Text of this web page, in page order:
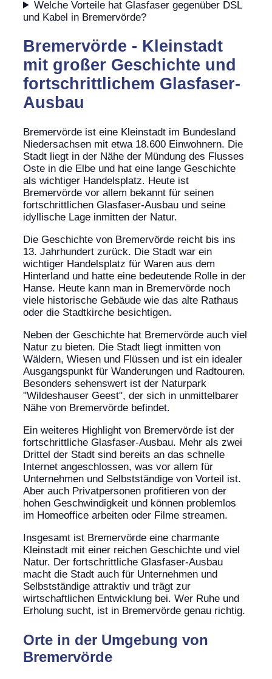
Welche Vorteile hat Glasfaser gegenüber DSL
und Kabel in Bremervörde?
Bremervörde - Kleinstadt
mit großer Geschichte und
fortschrittlichem Glasfaser-
Ausbau
Bremervörde ist eine Kleinstadt im Bundesland
Niedersachsen mit etwa 18.600 Einwohnern. Die
Stadt liegt in der Nähe der Mündung des Flusses
Oste in die Elbe und hat eine lange Geschichte
als wichtiger Handelsplatz. Heute ist
Bremervörde vor allem bekannt für seinen
fortschrittlichen Glasfaser-Ausbau und seine
idyllische Lage inmitten der Natur.
Die Geschichte von Bremervörde reicht bis ins
13. Jahrhundert zurück. Die Stadt war ein
wichtiger Handelsplatz für Waren aus dem
Hinterland und hatte eine bedeutende Rolle in der
Hanse. Heute kann man in Bremervörde noch
viele historische Gebäude wie das alte Rathaus
oder die Stadtkirche besichtigen.
Neben der Geschichte hat Bremervörde auch viel
Natur zu bieten. Die Stadt liegt inmitten von
Wäldern, Wiesen und Flüssen und ist ein idealer
Ausgangspunkt für Wanderungen und Radtouren.
Besonders sehenswert ist der Naturpark
"Wildeshauser Geest", der sich in unmittelbarer
Nähe von Bremervörde befindet.
Ein weiteres Highlight von Bremervörde ist der
fortschrittliche Glasfaser-Ausbau. Mehr als zwei
Drittel der Stadt sind bereits an das schnelle
Internet angeschlossen, was vor allem für
Unternehmen und Selbstständige von Vorteil ist.
Aber auch Privatpersonen profitieren von der
hohen Geschwindigkeit und können problemlos
im Homeoffice arbeiten oder Filme streamen.
Insgesamt ist Bremervörde eine charmante
Kleinstadt mit einer reichen Geschichte und viel
Natur. Der fortschrittliche Glasfaser-Ausbau
macht die Stadt auch für Unternehmen und
Selbstständige attraktiv und trägt zur
wirtschaftlichen Entwicklung bei. Wer Ruhe und
Erholung sucht, ist in Bremervörde genau richtig.
Orte in der Umgebung von
Bremervörde